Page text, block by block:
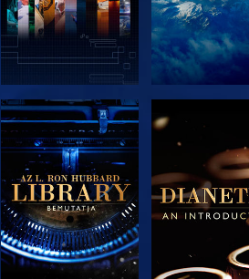
A SOROZAT
RÉSZEI
A
RÉSZEI